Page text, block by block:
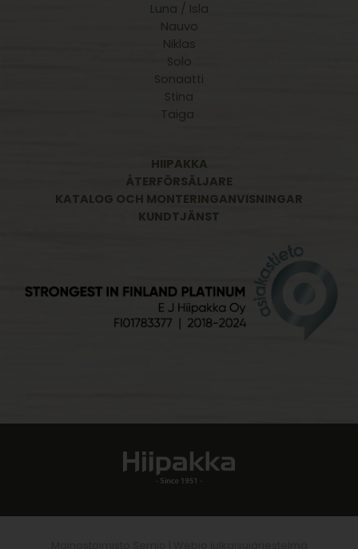
Luna / Isla
Nauvo
Niklas
Solo
Sonaatti
Stina
Taiga
HIIPAKKA
ÅTERFÖRSÄLJARE
KATALOG OCH MONTERINGANVISNINGAR
KUNDTJÄNST